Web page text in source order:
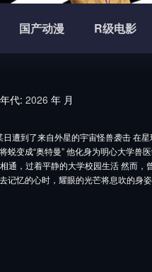
国产动漫 R级电影
年代: 2026 年 月
遭到了来自外星的宇宙怪兽袭击 在
变成“奥特曼” 他化身为明心大学兽
通，过着平静的大学校园生活 然而
记忆的心时，耀眼的光芒将息吹的